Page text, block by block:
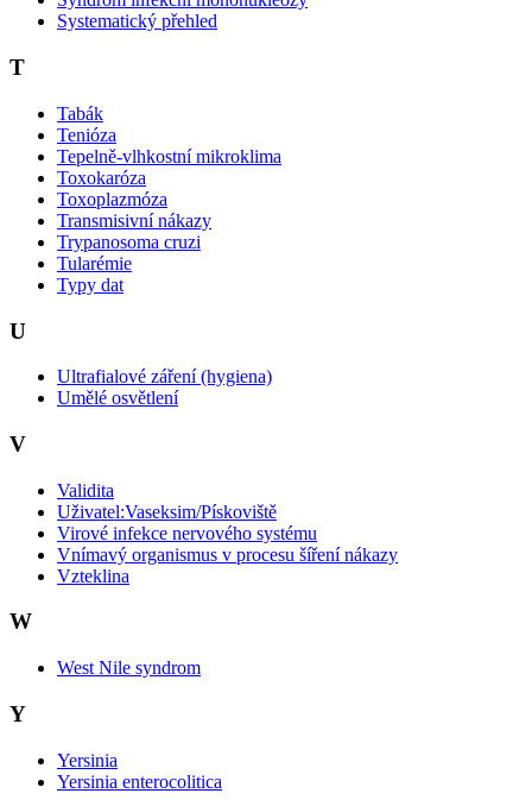
Systematický přehled
T
Tabák
Tenióza
Tepelně-vlhkostní mikroklima
Toxokaróza
Toxoplazmóza
Transmisivní nákazy
Trypanosoma cruzi
Tularémie
Typy dat
U
Ultrafialové záření (hygiena)
Umělé osvětlení
V
Validita
Uživatel:Vaseksim/Pískoviště
Virové infekce nervového systému
Vnímavý organismus v procesu šíření nákazy
Vzteklina
W
West Nile syndrom
Y
Yersinia
Yersinia enterocolitica